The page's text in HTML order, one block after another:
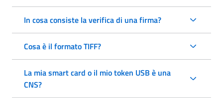
In cosa consiste la verifica di una firma?
Cosa è il formato TIFF?
La mia smart card o il mio token USB è una
CNS?